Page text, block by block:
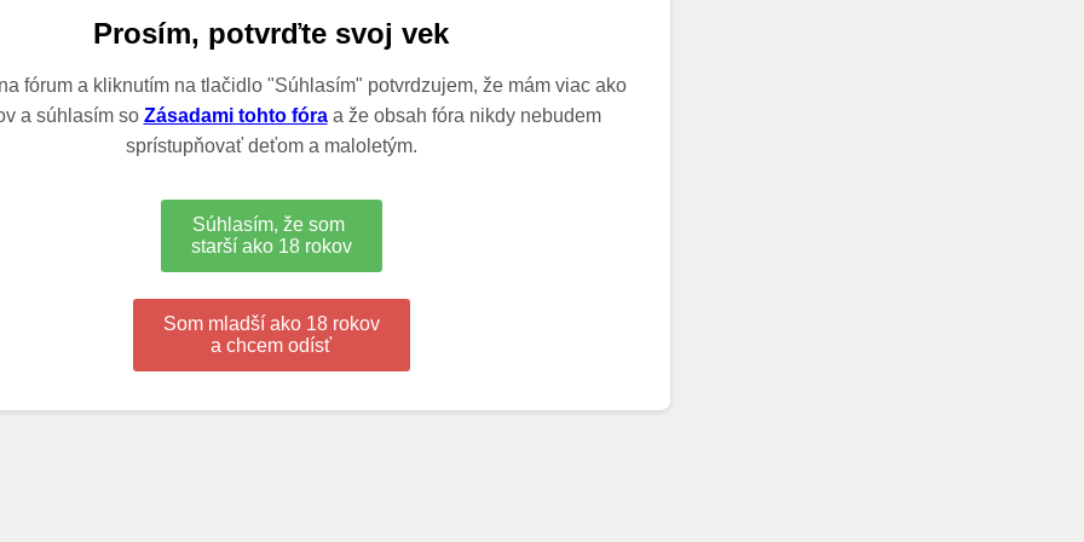
Prosím, potvrďte svoj vek
fórum a kliknutím na tlačidlo "Súhlasím" potvrdzujem, že mám viac ako
a súhlasím so Zásadami tohto fóraa že obsah fóra nikdy nebudem
sprístupňovať deťom a maloletým.
Súhlasím, že som
starší ako 18 rokov
Som mladší ako 18 rokov
a chcem odísť